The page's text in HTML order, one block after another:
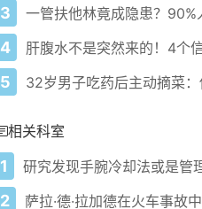
3
4
5
相关科室
1
2